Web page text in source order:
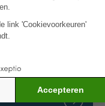
bevorderen. Het
te leggen
cel-
GBM-patiënten.